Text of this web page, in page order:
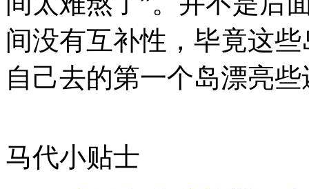
间没有互补性，毕竟这
自己去的第一个岛漂亮
马代小贴士